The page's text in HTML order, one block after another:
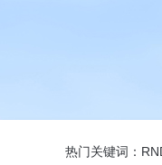
热门关键词：